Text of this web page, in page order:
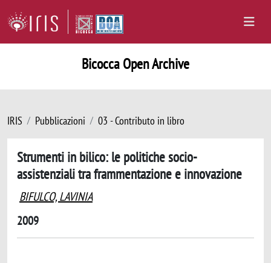
Bicocca Open Archive
IRIS Pubblicazioni 03 - Contributo in libro
Strumenti in bilico: le politiche socio-
assistenziali tra frammentazione e innovazione
BIFULCO, LAVINIA
2009